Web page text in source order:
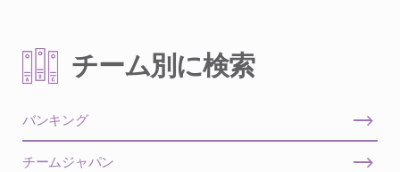
チーム別に検索
バンキング
チームジャパン